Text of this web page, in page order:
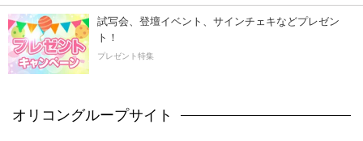
試写会、登壇イベント、サインチェキなどプレゼン
ト！
プレゼント特集
オリコングループサイト